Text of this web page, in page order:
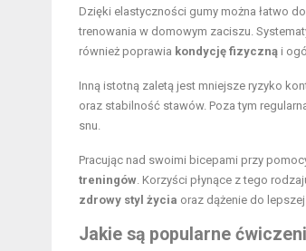
Dzięki elastyczności gumy można łatwo
trenowania w domowym zaciszu.
również poprawia kondycję fizyczną i
Inną istotną zaletą jest mniejsze ryzyko
oraz stabilność stawów. Poza tym
snu.
Pracując nad swoimi bicepami przy
treningów. Korzyści płynące z tego
zdrowy styl życia oraz dążenie do
Jakie są popularne